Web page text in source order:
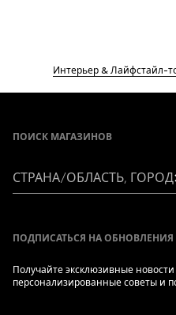
Интерьер & Лайфстайл-
ПОИСК МАГАЗИНОВ
СТРАНА/ОБЛАСТЬ, ГОРОД
ПОДПИСАТЬСЯ НА ОБНОВЛЕНИЯ
Получайте эксклюзивные новости
персонализированные советы и